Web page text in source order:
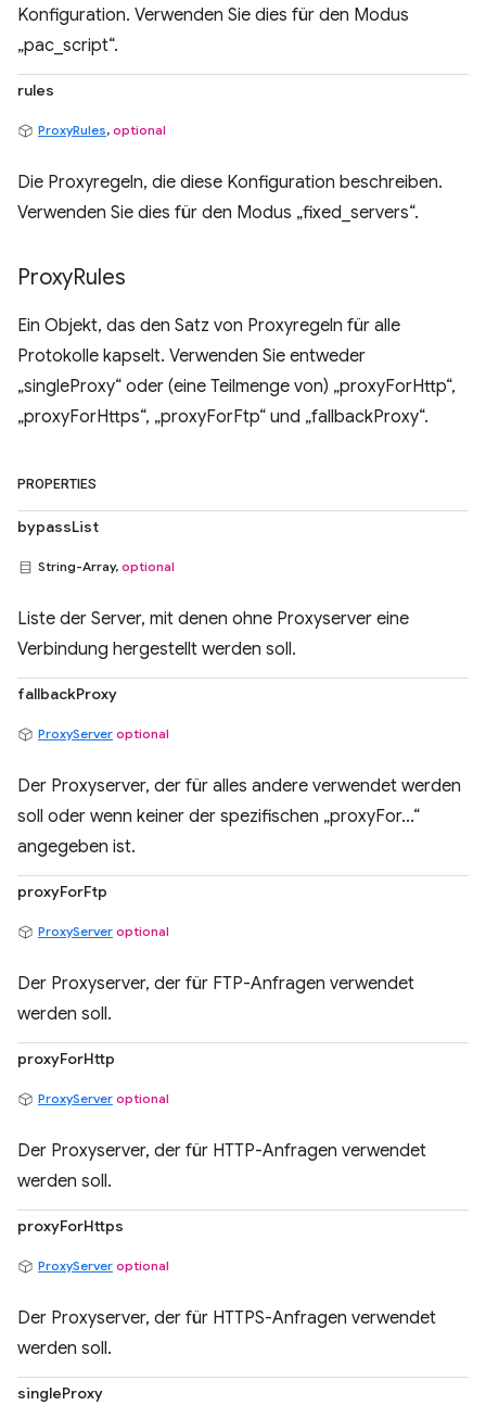
Konfiguration. Verwenden Sie dies für den Modus
„pac_script“.
rules
ProxyRules, optional
Die Proxyregeln, die diese Konfiguration beschreiben.
Verwenden Sie dies für den Modus „fixed_servers“.
ProxyRules
Ein Objekt, das den Satz von Proxyregeln für alle
Protokolle kapselt. Verwenden Sie entweder
„singleProxy“ oder (eine Teilmenge von) „proxyForHttp“,
„proxyForHttps“, „proxyForFtp“ und „fallbackProxy“.
PROPERTIES
bypassList
String-Array, optional
Liste der Server, mit denen ohne Proxyserver eine
Verbindung hergestellt werden soll.
fallbackProxy
ProxyServer optional
Der Proxyserver, der für alles andere verwendet werden
soll oder wenn keiner der spezifischen „proxyFor...“
angegeben ist.
proxyForFtp
ProxyServer optional
Der Proxyserver, der für FTP-Anfragen verwendet
werden soll.
proxyForHttp
ProxyServer optional
Der Proxyserver, der für HTTP-Anfragen verwendet
werden soll.
proxyForHttps
ProxyServer optional
Der Proxyserver, der für HTTPS-Anfragen verwendet
werden soll.
singleProxy